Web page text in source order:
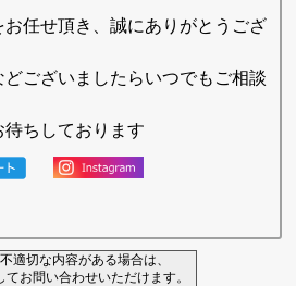
任せ頂き、誠にありがとうござ
どございましたらいつでもご相談
待ちしております
適切な内容がある場合は、
お問い合わせいただけます。